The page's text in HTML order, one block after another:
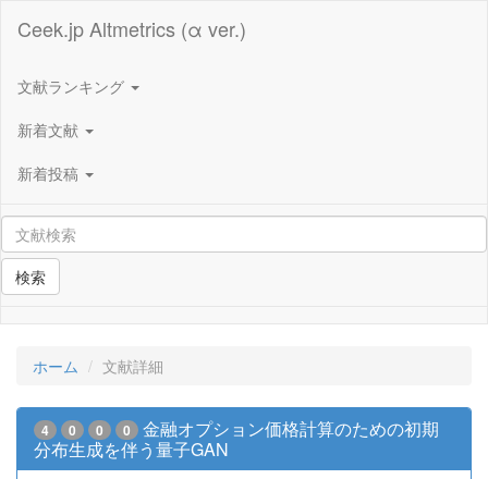
Ceek.jp Altmetrics (α ver.)
文献ランキング
新着文献
新着投稿
検索
ホーム 文献詳細
4 0 0 0
金融オプション価格計算のための初期
分布生成を伴う量子GAN